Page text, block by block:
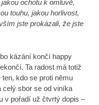
ochotu k omluvě,
touhu, jakou horlivost,
jste prokázali, že jste
kázání končí happy
Ta radost má totiž
kdo se proti němu
celý sbor se od viníka
v pořadí už čtvrtý dopis –